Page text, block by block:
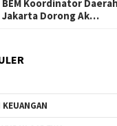
BEM Koordinator Daerah
Jakarta Dorong Ak…